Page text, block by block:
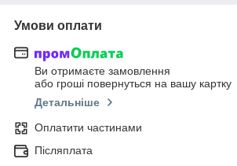
Умови оплати
Ви отримаєте замовлення
або гроші повернуться на вашу картку
Детальніше
Оплатити частинами
Післяплата